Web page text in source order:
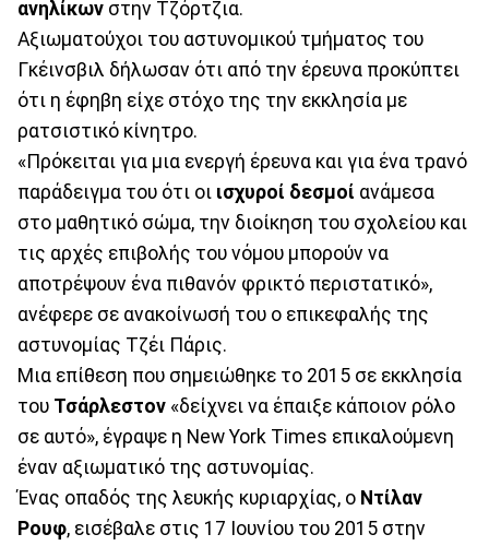
ανηλίκων στην Τζόρτζια.
Αξιωματούχοι του αστυνομικού τμήματος του
Γκέινσβιλ δήλωσαν ότι από την έρευνα προκύπτει
ότι η έφηβη είχε στόχο της την εκκλησία με
ρατσιστικό κίνητρο.
«Πρόκειται για μια ενεργή έρευνα και για ένα τρανό
παράδειγμα του ότι οι ισχυροί δεσμοί ανάμεσα
στο μαθητικό σώμα, την διοίκηση του σχολείου και
τις αρχές επιβολής του νόμου μπορούν να
αποτρέψουν ένα πιθανόν φρικτό περιστατικό»,
ανέφερε σε ανακοίνωσή του ο επικεφαλής της
αστυνομίας Τζέι Πάρις.
Μια επίθεση που σημειώθηκε το 2015 σε εκκλησία
του Τσάρλεστον «δείχνει να έπαιξε κάποιον ρόλο
σε αυτό», έγραψε η New York Times επικαλούμενη
έναν αξιωματικό της αστυνομίας.
Ένας οπαδός της λευκής κυριαρχίας, ο Ντίλαν
Ρουφ, εισέβαλε στις 17 Ιουνίου του 2015 στην